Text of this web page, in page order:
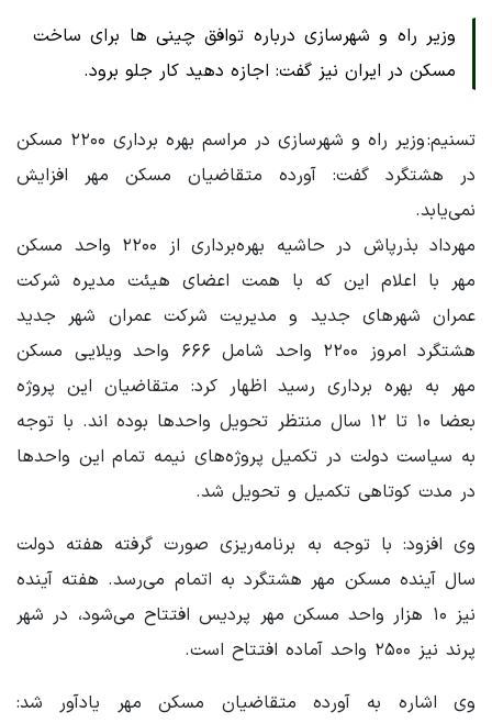
وزیر راه و شهرسازی درباره توافق چینی ها برای ساخت
مسکن در ایران نیز گفت: اجازه دهید کار جلو برود.
تسنیم: وزیر راه و شهرسازی در مراسم بهره برداری ۲۲۰۰ مسکن
در هشتگرد گفت: آورده متقاضیان مسکن مهر افزایش
نمی‌یابد.
مهرداد بذرپاش در حاشیه بهره‌برداری از ۲۲۰۰ واحد مسکن
مهر با اعلام این که با همت اعضای هیئت مدیره شرکت
عمران شهرهای جدید و مدیریت شرکت عمران شهر جدید
هشتگرد امروز ۲۲۰۰ واحد شامل ۶۶۶ واحد ویلایی مسکن
مهر به بهره برداری رسید اظهار کرد: متقاضیان این پروژه
بعضا ۱۰ تا ۱۲ سال منتظر تحویل واحدها بوده اند. با توجه
به سیاست دولت در تکمیل پروژه‌های نیمه تمام این واحدها
در مدت کوتاهی تکمیل و تحویل شد.
وی افزود: با توجه به برنامه‌ریزی صورت گرفته هفته دولت
سال آینده مسکن مهر هشتگرد به اتمام می‌رسد. هفته آینده
نیز ۱۰ هزار واحد مسکن مهر پردیس افتتاح می‌شود، در شهر
پرند نیز ۲۵۰۰ واحد آماده افتتاح است.
وی اشاره به آورده متقاضیان مسکن مهر یادآور شد: